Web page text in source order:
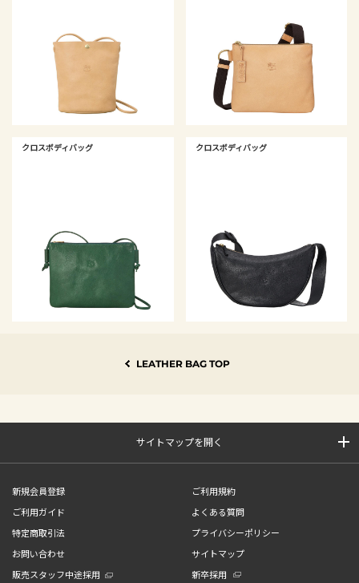
クロスボディバッグ クロスボディバッグ
LEATHER BAG TOP
サイトマップを開く
新規会員登録
ご利用規約
ご利用ガイド
よくある質問
特定商取引法
プライバシーポリシー
お問い合わせ
サイトマップ
販売スタッフ中途採用
新卒採用